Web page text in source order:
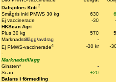
Dalsjöfors Kött 2
Smågris inkl PMWS 30 kg 630
Ej vaccinerade
-30
HKScan Agri
Plus 30 kg
570
Marknadstillägg/avdrag
-
Ej PMWS-vaccinerade4 -30 kr
-
-
Marknadstillägg
Ginsten*
-
Scan
+20
Balans i förmedling